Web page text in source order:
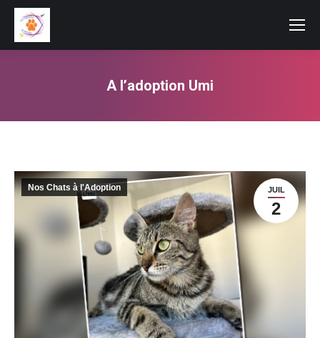
A l’adoption Umi
JUIL
2
Nos Chats à l'Adoption